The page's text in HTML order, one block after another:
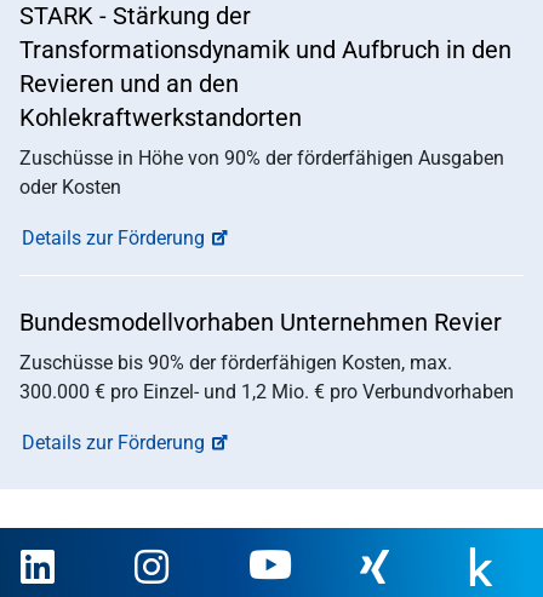
STARK - Stärkung der
Transformationsdynamik und Aufbruch in den
Revieren und an den
Kohlekraftwerkstandorten
Zuschüsse in Höhe von 90% der förderfähigen Ausgaben
oder Kosten
Details zur Förderung
Bundesmodellvorhaben Unternehmen Revier
Zuschüsse bis 90% der förderfähigen Kosten, max.
300.000 € pro Einzel- und 1,2 Mio. € pro Verbundvorhaben
Details zur Förderung